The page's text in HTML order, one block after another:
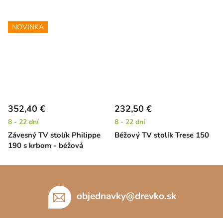
NOVINKA
Závesný TV stolík Philippe
190 s krbom - béžová
352,40 €
8 - 22 dní
Béžový TV stolík Trese 150
232,50 €
8 - 22 dní
objednavky@drevko.sk